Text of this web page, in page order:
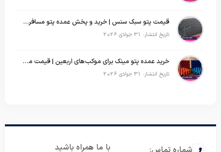
قیمت پتو سبک سنس | خرید و پخش عمده پتو مسافرتی Sense
تاریخ انتشار: 31 جولای 2026
خرید عمده پتو مینک برای موکب‌های اربعین | قیمت مناسب و ارسال سریع
تاریخ انتشار: 31 جولای 2026
با ما همراه باشید